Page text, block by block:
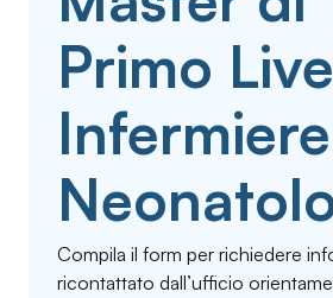
Primo
Compila il form per richiedere
ricontattato dall’ufficio